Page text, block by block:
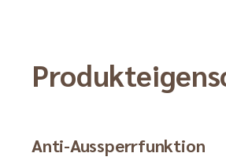
Anti-Aussperrfunktion